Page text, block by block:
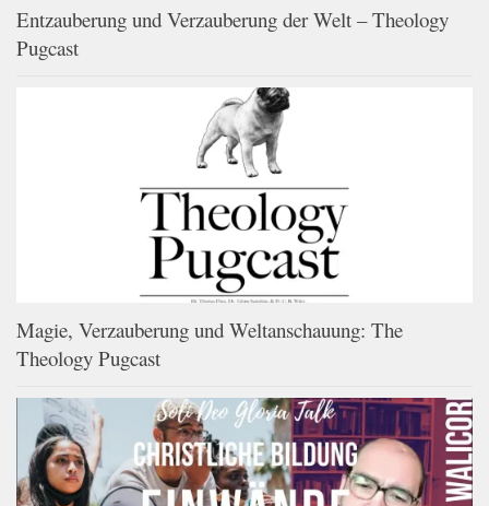
Entzauberung und Verzauberung der Welt – Theology
Pugcast
Magie, Verzauberung und Weltanschauung: The
Theology Pugcast